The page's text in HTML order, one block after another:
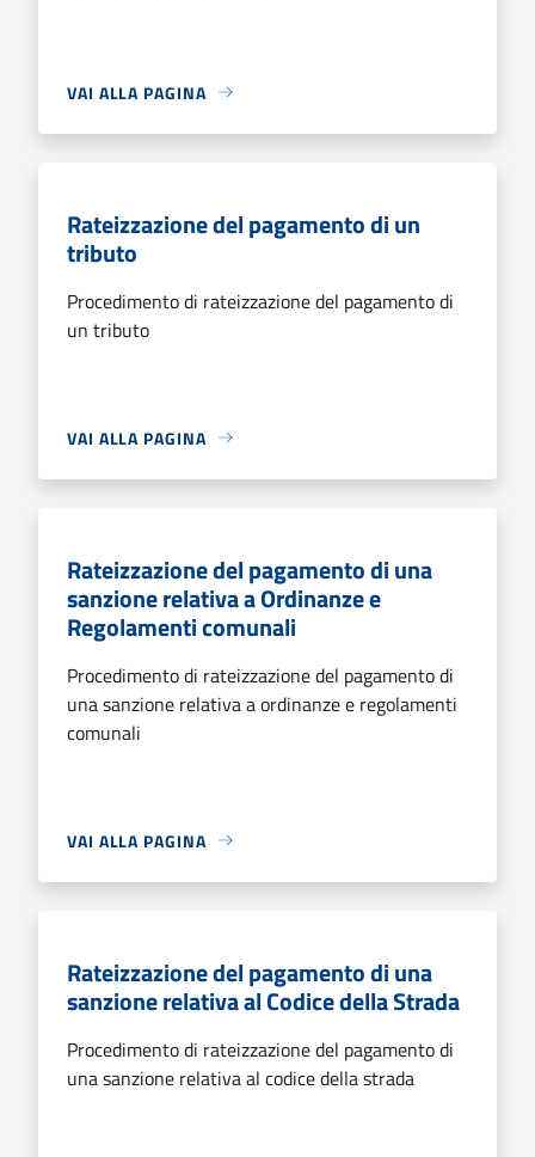
VAI ALLA PAGINA
Rateizzazione del pagamento di un
tributo
Procedimento di rateizzazione del pagamento di
un tributo
VAI ALLA PAGINA
Rateizzazione del pagamento di una
sanzione relativa a Ordinanze e
Regolamenti comunali
Procedimento di rateizzazione del pagamento di
una sanzione relativa a ordinanze e regolamenti
comunali
VAI ALLA PAGINA
Rateizzazione del pagamento di una
sanzione relativa al Codice della Strada
Procedimento di rateizzazione del pagamento di
una sanzione relativa al codice della strada